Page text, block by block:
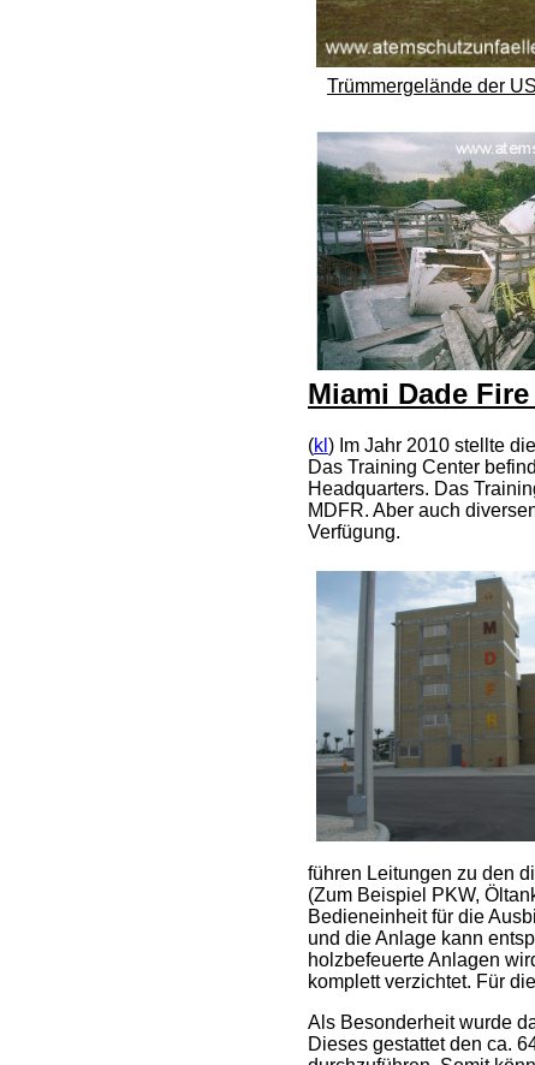
Trümmergelände der
Miami Dade
(kl ) Im Jahr 2010 stellte
Das Training Center
Headquarters. Das
MDFR. Aber auch
Verfügung.
führen Leitungen zu den
(Zum Beispiel PKW,
Bedieneinheit für die
und die Anlage kann
holzbefeuerte Anlagen
komplett verzichtet. Für
Als Besonderheit wurde
Dieses gestattet den ca.